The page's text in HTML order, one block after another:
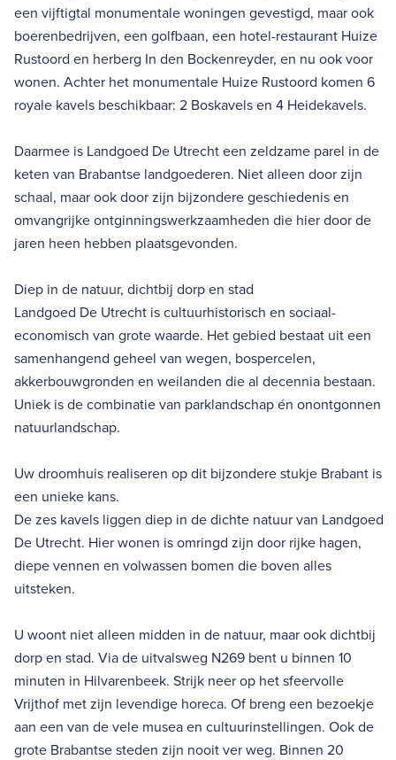
een vijftigtal monumentale woningen gevestigd, maar ook
boerenbedrijven, een golfbaan, een hotel-restaurant Huize
Rustoord en herberg In den Bockenreyder, en nu ook voor
wonen. Achter het monumentale Huize Rustoord komen 6
royale kavels beschikbaar: 2 Boskavels en 4 Heidekavels.
Daarmee is Landgoed De Utrecht een zeldzame parel in de
keten van Brabantse landgoederen. Niet alleen door zijn
schaal, maar ook door zijn bijzondere geschiedenis en
omvangrijke ontginningswerkzaamheden die hier door de
jaren heen hebben plaatsgevonden.
Diep in de natuur, dichtbij dorp en stad
Landgoed De Utrecht is cultuurhistorisch en sociaal-
economisch van grote waarde. Het gebied bestaat uit een
samenhangend geheel van wegen, bospercelen,
akkerbouwgronden en weilanden die al decennia bestaan.
Uniek is de combinatie van parklandschap én onontgonnen
natuurlandschap.
Uw droomhuis realiseren op dit bijzondere stukje Brabant is
een unieke kans.
De zes kavels liggen diep in de dichte natuur van Landgoed
De Utrecht. Hier wonen is omringd zijn door rijke hagen,
diepe vennen en volwassen bomen die boven alles
uitsteken.
U woont niet alleen midden in de natuur, maar ook dichtbij
dorp en stad. Via de uitvalsweg N269 bent u binnen 10
minuten in Hilvarenbeek. Strijk neer op het sfeervolle
Vrijthof met zijn levendige horeca. Of breng een bezoekje
aan een van de vele musea en cultuurinstellingen. Ook de
grote Brabantse steden zijn nooit ver weg. Binnen 20